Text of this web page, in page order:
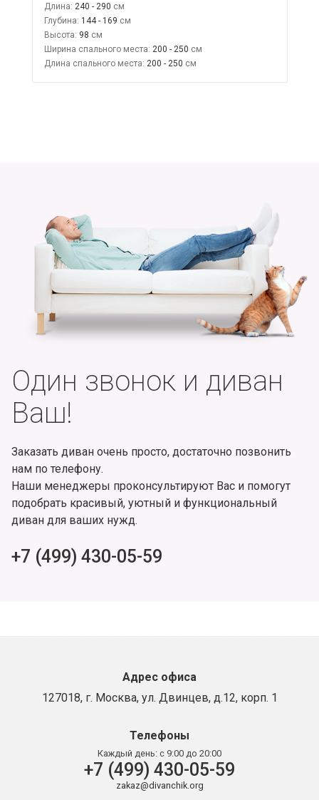
Длина: 240 - 290
Глубина: 144 - 169
Высота: 98
Ширина спального места: 200 - 250
Длина спального места: 200 - 250
Один звонок и диван
Ваш!
Заказать диван очень просто, достаточно позвонить
нам по телефону.
Наши менеджеры проконсультируют Вас и помогут
подобрать красивый, уютный и функциональный
диван для ваших нужд.
+7 (499) 430-05-59
Адрес офиса
127018, г. Москва, ул. Двинцев, д.12, корп. 1
Телефоны
Каждый день: с 9:00 до 20:00
+7 (499) 430-05-59
zakaz@divanchik.org